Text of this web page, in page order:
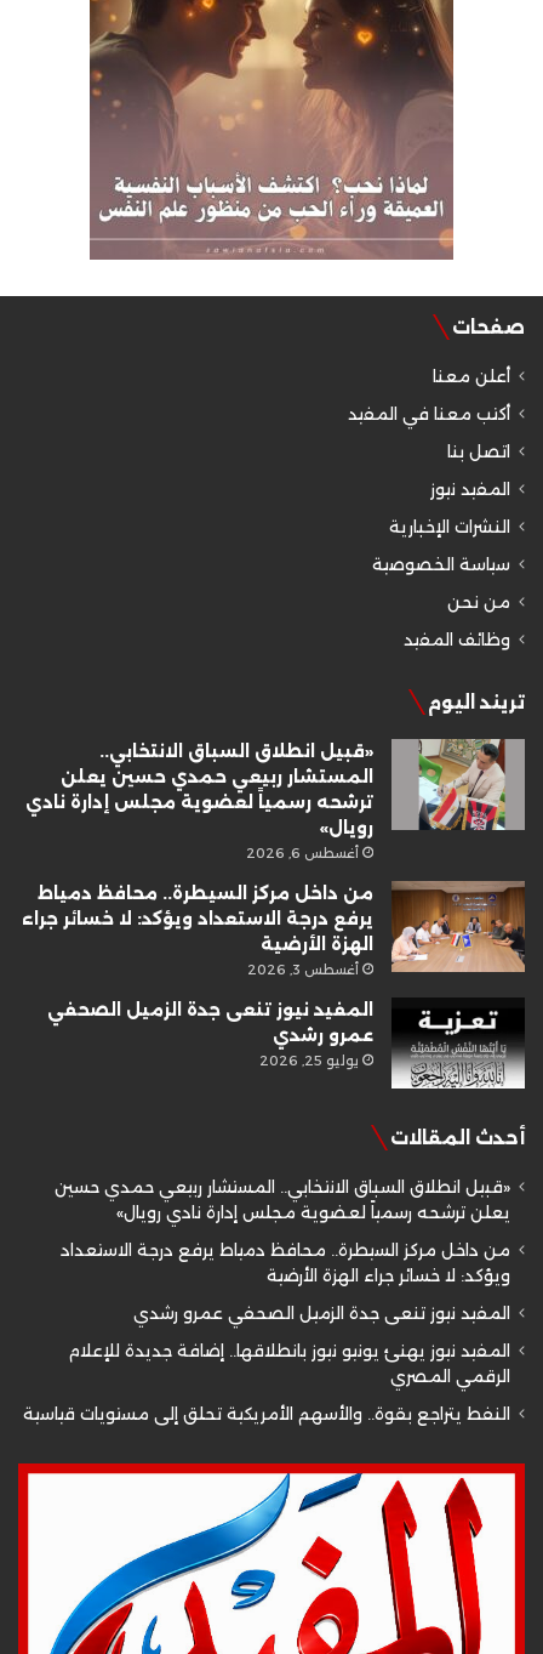
صفحات
أعلن معنا
أكتب معنا في المفيد
اتصل بنا
المفيد نيوز
النشرات الإخبارية
سياسة الخصوصية
من نحن
وظائف المفيد
تريند اليوم
«قبيل انطلاق السباق الانتخابي..
المستشار ربيعي حمدي حسين يعلن
ترشحه رسمياً لعضوية مجلس إدارة نادي
رويال»
أغسطس 6, 2026
من داخل مركز السيطرة.. محافظ دمياط
يرفع درجة الاستعداد ويؤكد: لا خسائر جراء
الهزة الأرضية
أغسطس 3, 2026
المفيد نيوز تنعى جدة الزميل الصحفي
عمرو رشدي
يوليو 25, 2026
أحدث المقالات
«قبيل انطلاق السباق الانتخابي.. المستشار ربيعي حمدي حسين
يعلن ترشحه رسمياً لعضوية مجلس إدارة نادي رويال»
من داخل مركز السيطرة.. محافظ دمياط يرفع درجة الاستعداد
ويؤكد: لا خسائر جراء الهزة الأرضية
المفيد نيوز تنعى جدة الزميل الصحفي عمرو رشدي
المفيد نيوز يهنئ يونيو نيوز بانطلاقها.. إضافة جديدة للإعلام
الرقمي المصري
النفط يتراجع بقوة.. والأسهم الأمريكية تحلق إلى مستويات قياسية